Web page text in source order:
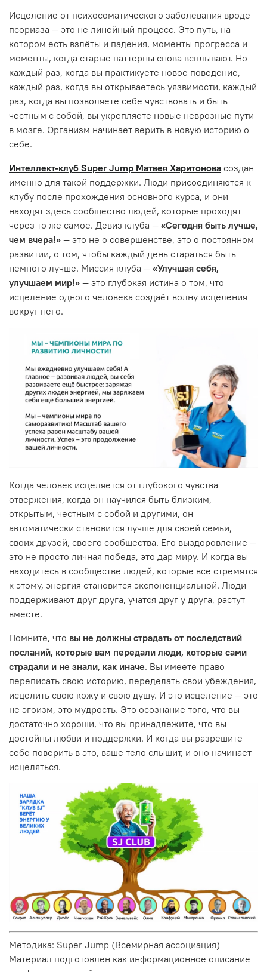
Исцеление от психосоматического заболевания вроде
псориаза — это не линейный процесс. Это путь, на
котором есть взлёты и падения, моменты прогресса и
моменты, когда старые паттерны снова всплывают. Но
каждый раз, когда вы практикуете новое поведение,
каждый раз, когда вы открываетесь уязвимости, каждый
раз, когда вы позволяете себе чувствовать и быть
честным с собой, вы укрепляете новые неврозные пути
в мозге. Организм начинает верить в новую историю о
себе.
Интеллект-клуб Super Jump Матвея Харитонова создан
именно для такой поддержки. Люди присоединяются к
клубу после прохождения основного курса, и они
находят здесь сообщество людей, которые проходят
через то же самое. Девиз клуба — «Сегодня быть лучше,
чем вчера!» — это не о совершенстве, это о постоянном
развитии, о том, чтобы каждый день стараться быть
немного лучше. Миссия клуба — «Улучшая себя,
улучшаем мир!» — это глубокая истина о том, что
исцеление одного человека создаёт волну исцеления
вокруг него.
Когда человек исцеляется от глубокого чувства
отвержения, когда он научился быть близким,
открытым, честным с собой и другими, он
автоматически становится лучше для своей семьи,
своих друзей, своего сообщества. Его выздоровление —
это не просто личная победа, это дар миру. И когда вы
находитесь в сообществе людей, которые все стремятся
к этому, энергия становится экспоненциальной. Люди
поддерживают друг друга, учатся друг у друга, растут
вместе.
Помните, что вы не должны страдать от последствий
посланий, которые вам передали люди, которые сами
страдали и не знали, как иначе. Вы имеете право
переписать свою историю, переделать свои убеждения,
исцелить свою кожу и свою душу. И это исцеление — это
не эгоизм, это мудрость. Это осознание того, что вы
достаточно хороши, что вы принадлежите, что вы
достойны любви и поддержки. И когда вы разрешите
себе поверить в это, ваше тело слышит, и оно начинает
исцеляться.
Методика: Super Jump (Всемирная ассоциация)
Материал подготовлен как информационное описание